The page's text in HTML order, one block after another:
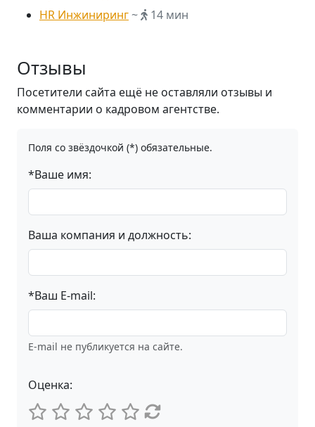
HR Инжиниринг~ 14 мин
Отзывы
Посетители сайта ещё не оставляли отзывы и
комментарии о кадровом агентстве.
Поля со звёздочкой (*) обязательные.
*Ваше имя:
Ваша компания и должность:
*Ваш E-mail:
E-mail не публикуется на сайте.
Оценка: